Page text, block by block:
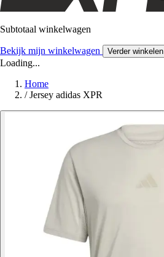
Subtotaal winkelwagen
Bekijk mijn winkelwagen Verder winkelen
Loading...
Home
/ Jersey adidas XPR